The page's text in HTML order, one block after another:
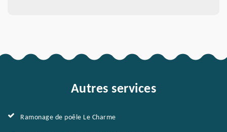
Autres services
Ramonage de poêle Le Charme